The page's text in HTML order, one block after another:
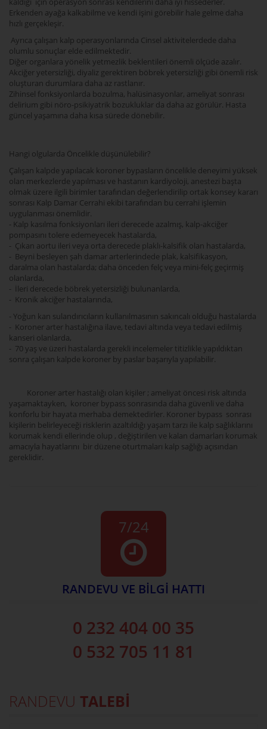
Erkenden ayağa kalkabilme ve kendi işini görebilir hale gelme daha
hızlı gerçekleşir.
Ayrıca çalışan kalp operasyonlarında Cinsel aktivitelerdede daha
olumlu sonuçlar elde edilmektedir.
Diğer organlara yönelik yetmezlik beklentileri önemli ölçüde azalır.
Akciğer yetersizliği, diyaliz gerektiren böbrek yetersizliği gibi önemli risk
oluşturan durumlara daha az rastlanır.
Zihinsel fonksiyonlarda bozulma, halüsinasyonlar, ameliyat sonrası
delirium gibi nöro-psikiyatrik bozukluklar da daha az görülür. Hasta
güncel yaşamına daha kısa sürede dönebilir.
Hangi olgularda Öncelikle düşünülebilir?
Çalışan kalpde yapılacak koroner bypasların öncelikle deneyimi yüksek
olan merkezlerde yapılması ve hastanın kardiyoloji, anestezi başta
olmak üzere ilgili birimler tarafından değerlendirilip ortak konsey kararı
sonrası Kalp Damar Cerrahi ekibi tarafından bu cerrahi işlemin
uygulanması önemlidir.
- Kalp kasılma fonksiyonları ileri derecede azalmış, kalp-akciğer
pompasını tolere edemeyecek hastalarda,
- Çıkan aortu ileri veya orta derecede plaklı-kalsifik olan hastalarda,
- Beyni besleyen şah damar arterlerindede plak, kalsifikasyon,
daralma olan hastalarda; daha önceden felç veya mini-felç geçirmiş
olanlarda,
- İleri derecede böbrek yetersizliği bulunanlarda,
- Kronik akciğer hastalarında,
- Yoğun kan sulandırıcıların kullanılmasının sakıncalı olduğu hastalarda
- Koroner arter hastalığına ilave, tedavi altında veya tedavi edilmiş
kanseri olanlarda,
- 70 yaş ve üzeri hastalarda gerekli incelemeler titizlikle yapıldıktan
sonra çalışan kalpde koroner by paslar başarıyla yapılabilir.
Koroner arter hastalığı olan kişiler ; ameliyat öncesi risk altında
yaşamaktayken, koroner bypass sonrasında daha güvenli ve daha
konforlu bir hayata merhaba demektedirler. Koroner bypass sonrası
kişilerin belirleyeceği risklerin azaltıldığı yaşam tarzı ile kalp sağlıklarını
korumak kendi ellerinde olup , değiştirilen ve kalan damarları korumak
amacıyla hayatlarını bir düzene oturtmaları kalp sağlığı açısından
gereklidir.
7/24
RANDEVU VE BİLGİ HATTI
0 232 404 00 35
0 532 705 11 81
RANDEVU TALEBİ